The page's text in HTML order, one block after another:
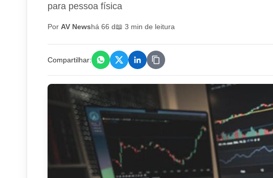
para pessoa física
Por AV Newshá 66 d📖 3 min de leitura
Compartilhar: